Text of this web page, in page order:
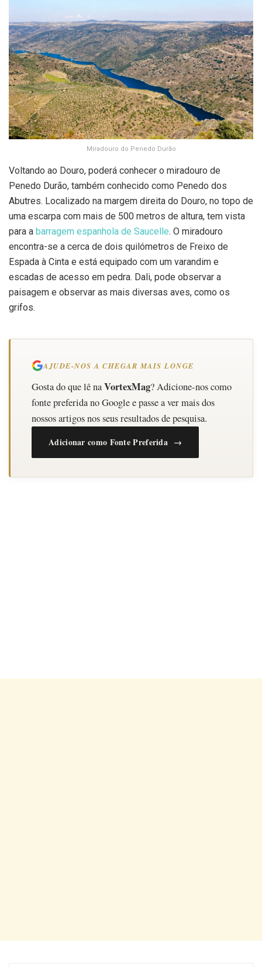
Miradouro do Penedo Durão
Voltando ao Douro, poderá conhecer o miradouro de
Penedo Durão, também conhecido como Penedo dos
Abutres. Localizado na margem direita do Douro, no topo de
uma escarpa com mais de 500 metros de altura, tem vista
para a barragem espanhola de Saucelle. O miradouro
encontra-se a cerca de dois quilómetros de Freixo de
Espada à Cinta e está equipado com um varandim e
escadas de acesso em pedra. Dali, pode observar a
paisagem e observar as mais diversas aves, como os
grifos.
AJUDE-NOS A CHEGAR MAIS LONGE
Gosta do que lê naVortexMag? Adicione-nos como
fonte preferida no Google e passe a ver mais dos
nossos artigos nos seus resultados de pesquisa.
Adicionar como Fonte Preferida →